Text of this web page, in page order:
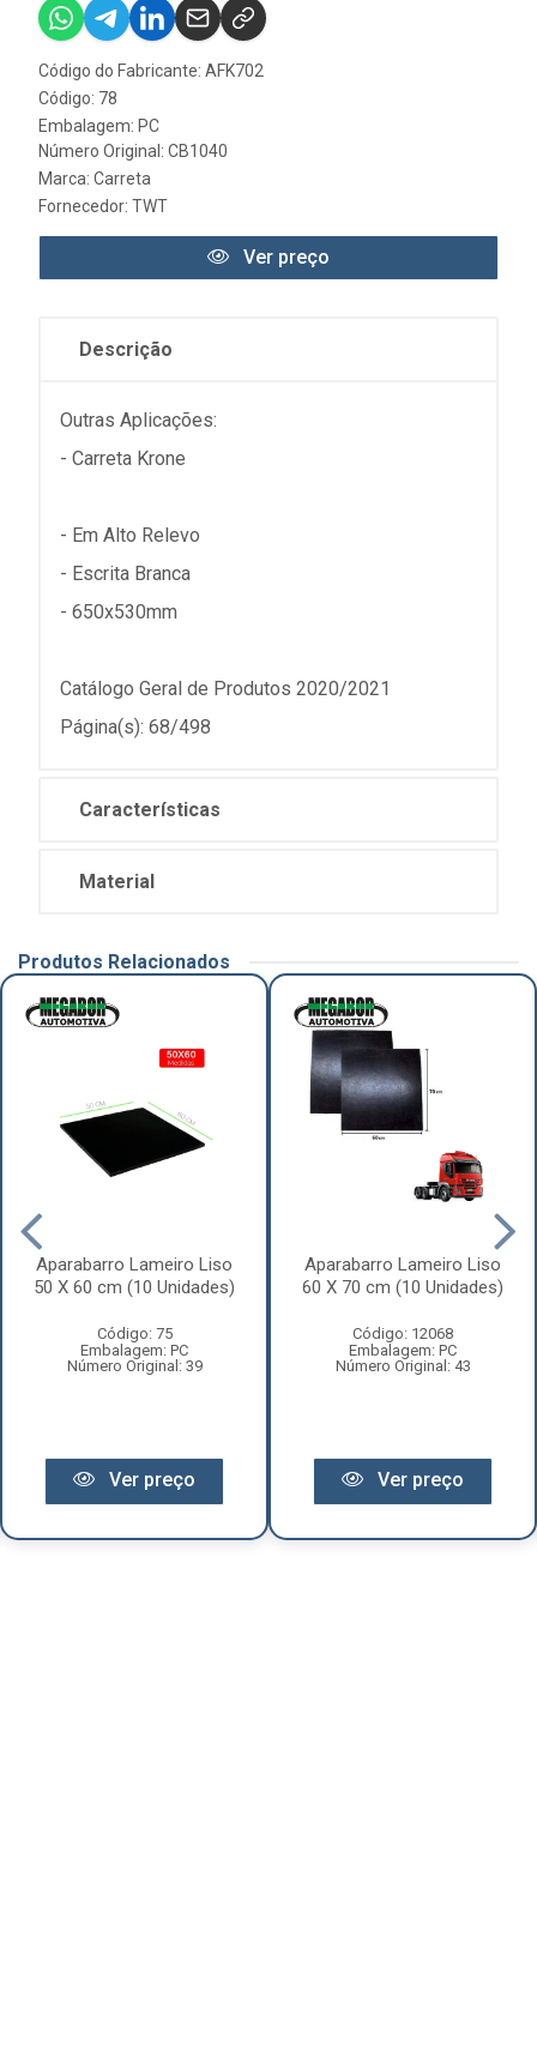
Código do Fabricante: AFK702
Código: 78
Embalagem: PC
Número Original: CB1040
Marca: Carreta
Fornecedor: TWT
Ver preço
Descrição
Outras Aplicações:
- Carreta Krone
- Em Alto Relevo
- Escrita Branca
- 650x530mm
Catálogo Geral de Produtos 2020/2021
Página(s): 68/498
Características
Material
Produtos Relacionados
Aparabarro Lameiro Liso
50 X 60 cm (10 Unidades)
Código: 75
Embalagem: PC
Número Original: 39
Ver preço
Aparabarro Lameiro Liso
60 X 70 cm (10 Unidades)
Código: 12068
Embalagem: PC
Número Original: 43
Ver preço